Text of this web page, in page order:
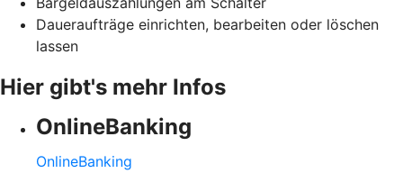
Daueraufträge einrichten, bearbeiten oder löschen
lassen
Hier gibt's mehr Infos
OnlineBanking
OnlineBanking